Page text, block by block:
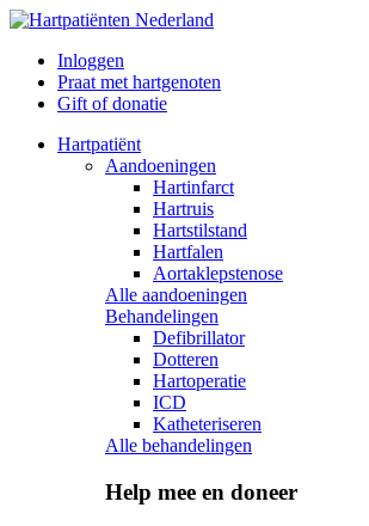
Inloggen
Praat met hartgenoten
Gift of donatie
Hartpatiënt
Aandoeningen
Hartinfarct
Hartruis
Hartstilstand
Hartfalen
Aortaklepstenose
Alle aandoeningen
Behandelingen
Defibrillator
Dotteren
Hartoperatie
ICD
Katheteriseren
Alle behandelingen
Help mee en doneer